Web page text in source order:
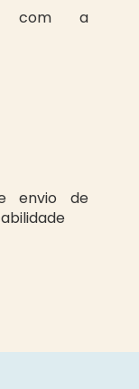
com a
envio de